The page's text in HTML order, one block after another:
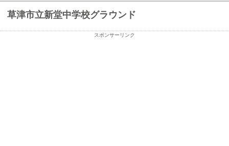
草津市立新堂中学校グラウンド
スポンサーリンク